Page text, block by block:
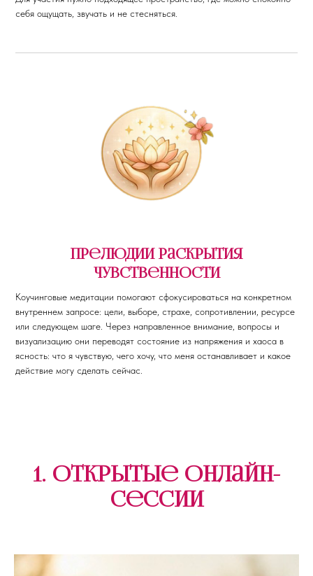
себя ощущать, звучать и не стесняться.
прелюдии раскрытия
чувственности
Коучинговые медитации помогают сфокусироваться на конкретном
внутреннем запросе: цели, выборе, страхе, сопротивлении, ресурсе
или следующем шаге. Через направленное внимание, вопросы и
визуализацию они переводят состояние из напряжения и хаоса в
ясность: что я чувствую, чего хочу, что меня останавливает и какое
действие могу сделать сейчас.
1. Открытые онлайн-
сессии